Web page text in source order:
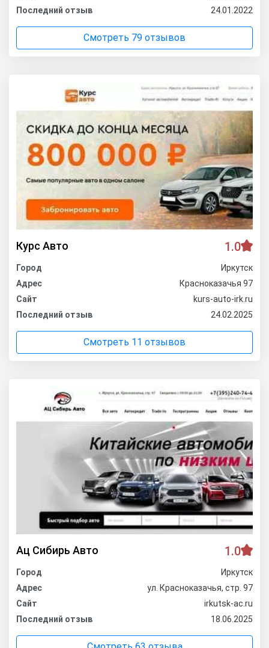
Последний отзыв
24.01.2022
Смотреть 79 отзывов
Курс Авто 1.0
Город
Иркутск
Адрес
Красноказачья 97
Сайт
kurs-auto-irk.ru
Последний отзыв
24.02.2025
Смотреть 11 отзывов
Ац Сибирь Авто 1.0
Город
Иркутск
Адрес
ул. Красноказачья, стр. 97
Сайт
irkutsk-ac.ru
Последний отзыв
18.06.2025